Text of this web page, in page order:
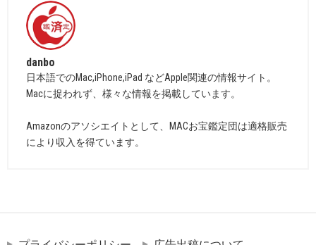
danbo
日本語でのMac,iPhone,iPad などApple関連の情報サイト。
Macに捉われず、様々な情報を掲載しています。
Amazonのアソシエイトとして、MACお宝鑑定団は適格販売
により収入を得ています。